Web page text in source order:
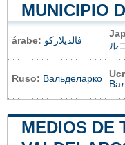
MUNICIPIO
árabe: فالديلاركو
ル
Ruso: Вальделарко
MEDIOS DE